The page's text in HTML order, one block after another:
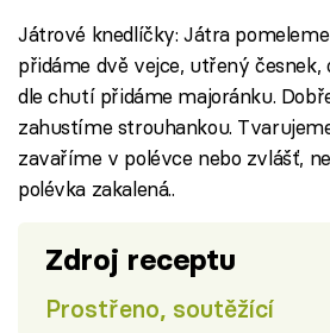
Játrové knedlíčky: Játra
přidáme dvě vejce, utřený česnek,
dle chutí přidáme majoránku.
zahustíme strouhankou.
zavaříme v polévce nebo zvlášť,
polévka zakalená..
Zdroj receptu
Prostřeno, soutěžící